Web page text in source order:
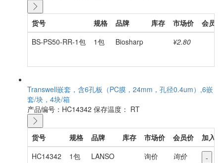
货号 规格 品牌 库存 市场价
会员价
BS-PS50-RR-1包
1包 Biosharp ¥2.80
Transwell嵌套，含6孔板（PC膜，24mm，孔径0.4um）,6嵌
套/块，4块/箱
产品编号：HC14342 保存温度： RT
货号 规格 品牌 库存 市场价 会员价
加入
HC14342
1包 LANSO 询价 询价 -